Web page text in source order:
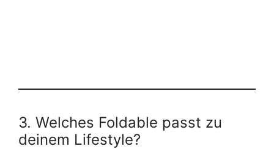
3. Welches Foldable passt zu
deinem Lifestyle?